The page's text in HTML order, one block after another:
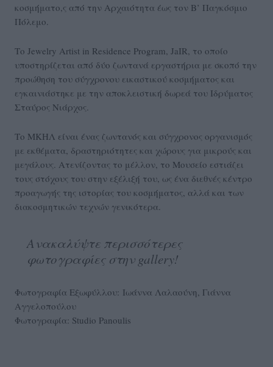
κοσμήματο,ς από την Αρχαιότητα έως τον Β’ Παγκόσμιο
Πόλεμο.
Το Jewelry Artist in Residence Program, JaIR, το οποίο
υποστηρίζεται από δύο ζωντανά εργαστήρια με σκοπό την
προώθηση του σύγχρονου εικαστικού κοσμήματος και
εγκαινιάστηκε με την αποκλειστική δωρεά του Ιδρύματος
Σταύρος Νιάρχος.
Το ΜΚΗΛ είναι ένας ζωντανός και σύγχρονος οργανισμός
με εκθέματα, δραστηριότητες και χώρους για μικρούς και
μεγάλους. Ατενίζοντας το μέλλον, το Μουσείο εστιάζει
τους στόχους του στην εξέλιξή του, ως ένα διεθνές κέντρο
προαγωγής της ιστορίας του κοσμήματος, αλλά και των
διακοσμητικών τεχνών γενικότερα.
Ανακαλύψτε περισσότερες
φωτογραφίες στην gallery!
Φωτογραφία Εξωφύλλου: Ιωάννα Λαλαούνη, Γιάννα
Αγγελοπούλου
Φωτογραφία: Studio Panoulis